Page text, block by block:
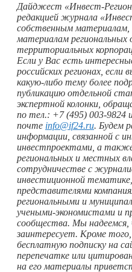
Дайджест «Инвест-
редакцией журнала
собственным
материалам региональных
территориальных
Если у Вас есть
российских регионах,
какую-либо тему более
публикацию отдельной
экспертной колонки,
по тел.: +7 (495) 003-9824
почте info@if24.ru. Будем
информации, связанной с
инвестпроектами, а
региональных и местных
сотрудничестве с
инвестиционной
представителями
региональными и
учеными-экономистами и
сообщества. Мы
заинтересует. Кроме
бесплатную подписку на
перепечатке или
на его материалы